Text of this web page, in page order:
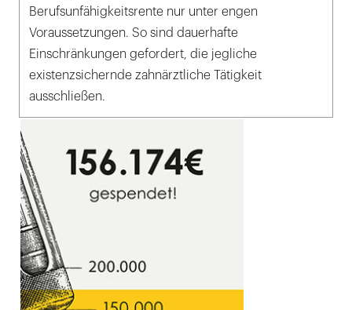
Berufsunfähigkeitsrente nur unter engen
Voraussetzungen. So sind dauerhafte
Einschränkungen gefordert, die jegliche
existenzsichernde zahnärztliche Tätigkeit
ausschließen.